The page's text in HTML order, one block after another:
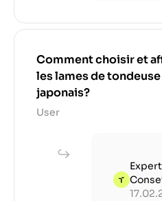
Comment choisir et
les lames de
japonais?
User